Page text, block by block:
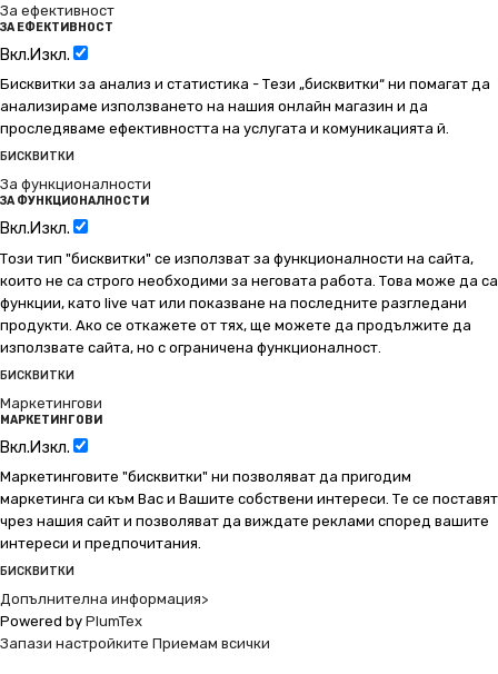
За ефективност
ЗА ЕФЕКТИВНОСТ
Вкл.Изкл.
Бисквитки за анализ и статистика - Тези „бисквитки“ ни помагат да
анализираме използването на нашия онлайн магазин и да
проследяваме ефективността на услугата и комуникацията й.
БИСКВИТКИ
За функционалности
ЗА ФУНКЦИОНАЛНОСТИ
Вкл.Изкл.
Този тип "бисквитки" се използват за функционалности на сайта,
които не са строго необходими за неговата работа. Това може да са
функции, като live чат или показване на последните разгледани
продукти. Ако се откажете от тях, ще можете да продължите да
използвате сайта, но с ограничена функционалност.
БИСКВИТКИ
Маркетингови
МАРКЕТИНГОВИ
Вкл.Изкл.
Маркетинговите "бисквитки" ни позволяват да пригодим
маркетинга си към Вас и Вашите собствени интереси. Те се поставят
чрез нашия сайт и позволяват да виждате реклами според вашите
интереси и предпочитания.
БИСКВИТКИ
Допълнителна информация>
Powered by PlumTex
Запази настройките Приемам всички